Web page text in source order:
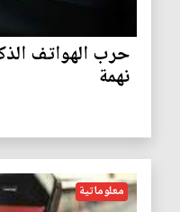
حرب الهواتف
نهمة
معلوماتية